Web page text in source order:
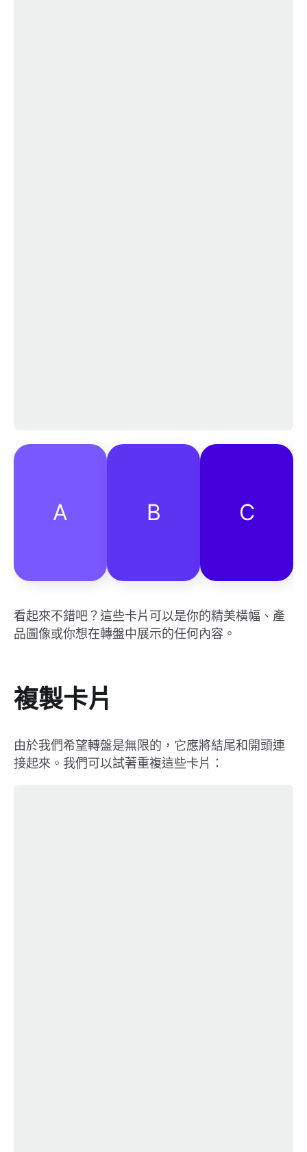
A B C
看起來不錯吧？這些卡片可以是你的精美橫幅、產
品圖像或你想在轉盤中展示的任何內容。
複製卡片
由於我們希望轉盤是無限的，它應將結尾和開頭連
接起來。我們可以試著重複這些卡片：